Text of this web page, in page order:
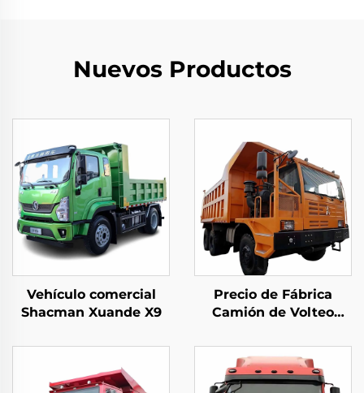
Nuevos Productos
Vehículo comercial
Shacman Xuande X9
Precio de Fábrica
Camión de Volteo
China 480HP
Capacidad de 30-40
Toneladas Rígido para